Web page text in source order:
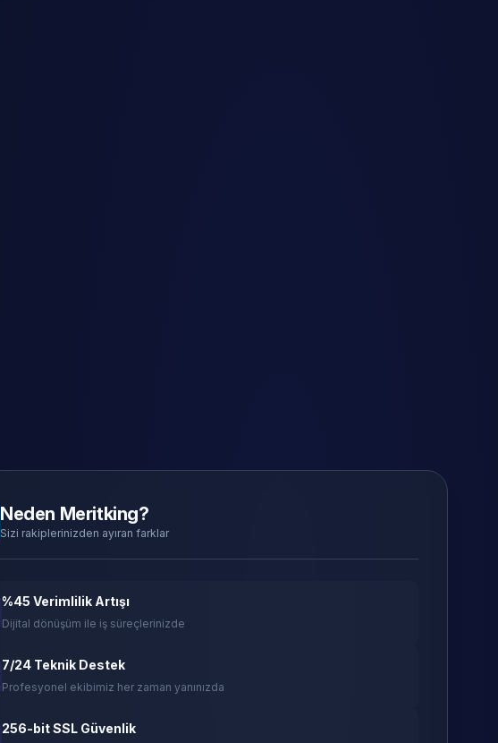
Neden Meritking?
Sizi rakiplerinizden ayıran farklar
%45 Verimlilik Artışı
Dijital dönüşüm ile iş süreçlerinizde
7/24 Teknik Destek
Profesyonel ekibimiz her zaman yanınızda
256-bit SSL Güvenlik